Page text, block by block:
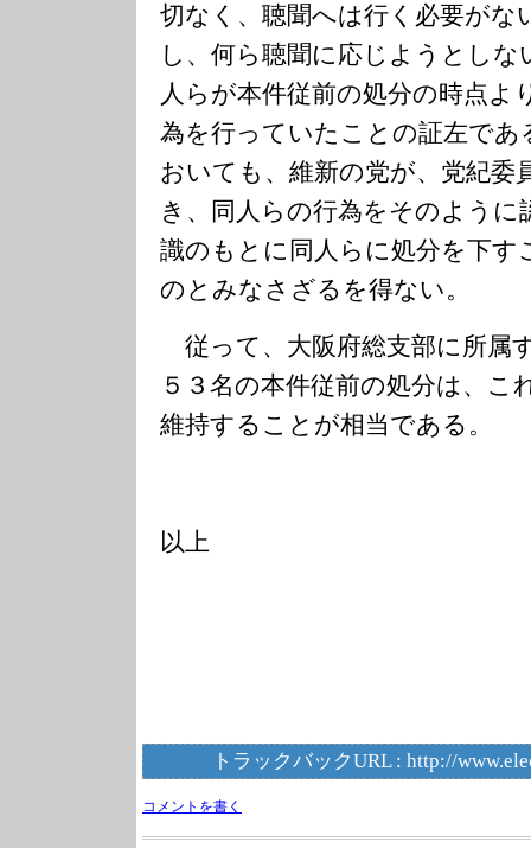
切なく、聴聞へは行く必要がな
し、何ら聴聞に応じようとし
人らが本件従前の処分の時点よ
為を行っていたことの証左であ
おいても、維新の党が、党紀委
き、同人らの行為をそのよう
識のもとに同人らに処分を下す
のとみなさざるを得ない。
従って、大阪府総支部に所属
５３名の本件従前の処分は、こ
維持することが相当である。
以上
トラックバックURL : http://
コメントを書く